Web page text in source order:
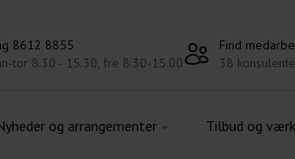
8612 8855
tor 8.30 - 15.30, fre 8.30-15.00
Find
38
og arrangementer Tilbud og